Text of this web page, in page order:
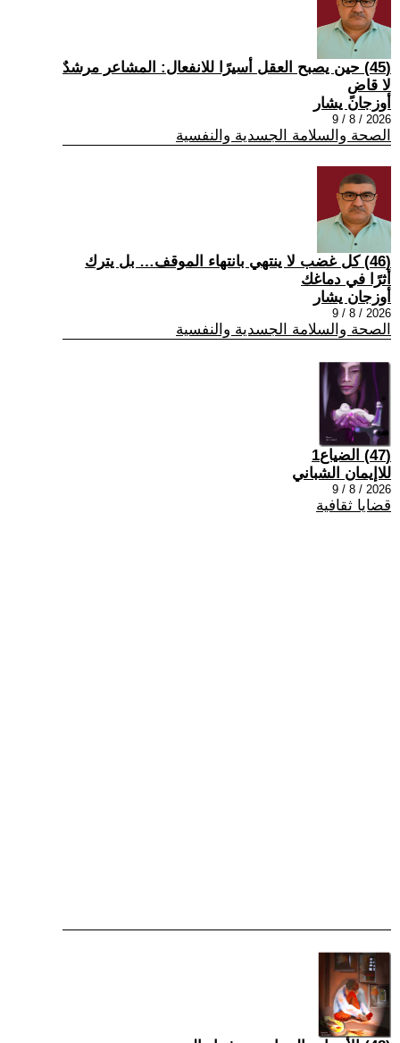
(45) حين يصبح العقل أسيرًا للانفعال: المشاعر مرشدٌ
لا قاضٍ
أوزجان يشار
2026 / 8 / 9
الصحة والسلامة الجسدية والنفسية
(46) كل غضب لا ينتهي بانتهاء الموقف… بل يترك
أثرًا في دماغك
أوزجان يشار
2026 / 8 / 9
الصحة والسلامة الجسدية والنفسية
(47) الضياع1
للاإيمان الشباني
2026 / 8 / 9
قضايا ثقافية